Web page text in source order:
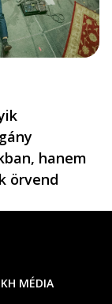
hanem
örvend
MÉDIA